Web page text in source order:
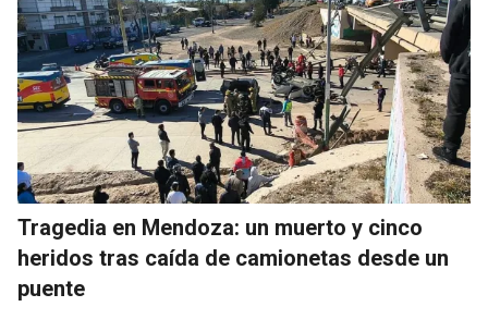
Tragedia en Mendoza: un muerto y cinco
heridos tras caída de camionetas desde un
puente